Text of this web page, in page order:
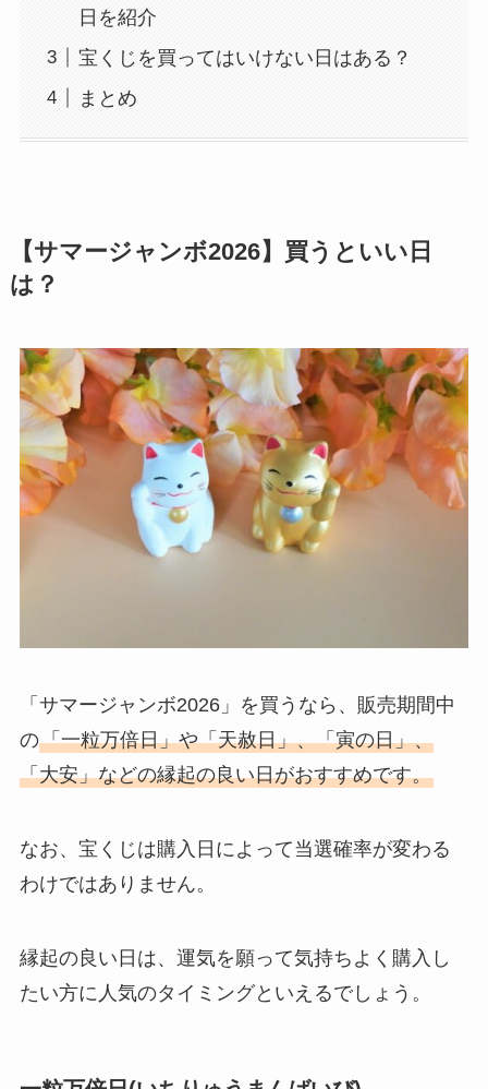
日を紹介
宝くじを買ってはいけない日はある？
まとめ
【サマージャンボ2026】買うといい日
は？
「サマージャンボ2026」を買うなら、販売期間中
の「一粒万倍日」や「天赦日」、「寅の日」、
「大安」などの縁起の良い日がおすすめです。
なお、宝くじは購入日によって当選確率が変わる
わけではありません。
縁起の良い日は、運気を願って気持ちよく購入し
たい方に人気のタイミングといえるでしょう。